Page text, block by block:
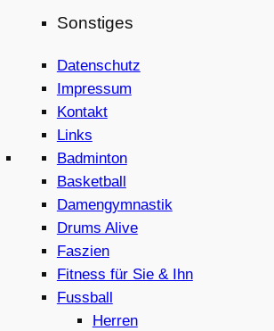
Sonstiges
Datenschutz
Impressum
Kontakt
Links
Badminton
Basketball
Damengymnastik
Drums Alive
Faszien
Fitness für Sie & Ihn
Fussball
Herren